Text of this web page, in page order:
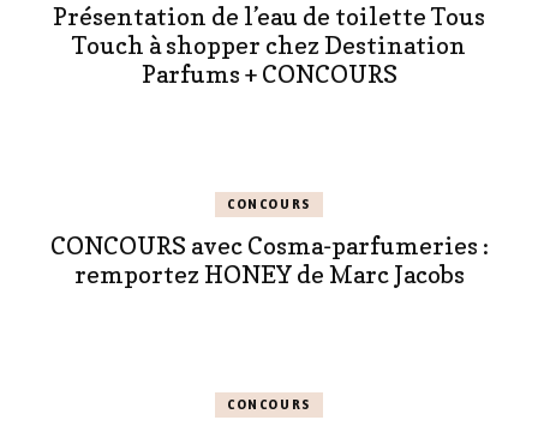
Présentation de l’eau de toilette Tous
Touch à shopper chez Destination
Parfums + CONCOURS
CONCOURS
CONCOURS avec Cosma-parfumeries :
remportez HONEY de Marc Jacobs
CONCOURS